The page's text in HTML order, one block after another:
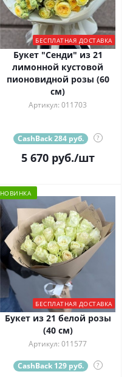
БЕСПЛАТНАЯ ДОСТАВКА
Букет "Сенди" из 21
лимонной кустовой
пионовидной розы (60
см)
Артикул: 011703
CashBack 284 руб. ?
5 670руб./шт
НОВИНКА
БЕСПЛАТНАЯ ДОСТАВКА
Букет из 21 белой розы
(40 см)
Артикул: 011577
CashBack 129 руб. ?